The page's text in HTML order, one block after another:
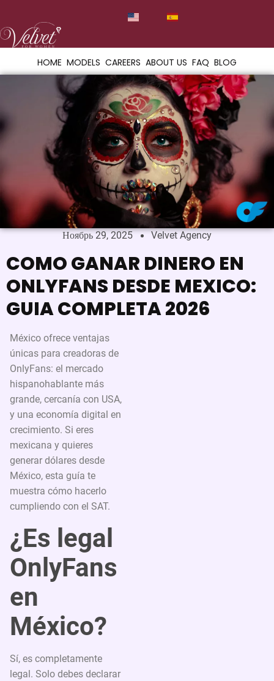
HOME MODELS CAREERS ABOUT US FAQ BLOG
Ноябрь 29, 2025 Velvet Agency
COMO GANAR DINERO EN
ONLYFANS DESDE MEXICO:
GUIA COMPLETA 2026
México ofrece ventajas
únicas para creadoras de
OnlyFans: el mercado
hispanohablante más
grande, cercanía con USA,
y una economía digital en
crecimiento. Si eres
mexicana y quieres
generar dólares desde
México, esta guía te
muestra cómo hacerlo
cumpliendo con el SAT.
¿Es legal
OnlyFans
en
México?
Sí, es completamente
legal. Solo debes declarar